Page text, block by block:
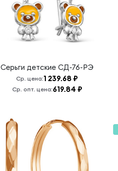
Серьги детские СД-76-РЭ
Ср. цена:1 239.68 ₽
Ср. опт. цена:619.84 ₽